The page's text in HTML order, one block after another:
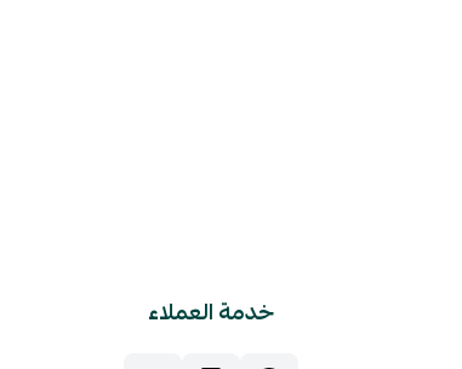
خدمة العملاء